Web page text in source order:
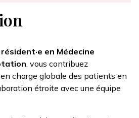
en Médecine
, vous contribuez
charge globale des patients en
étroite avec une équipe